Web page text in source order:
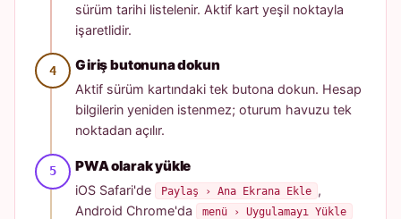
sürüm tarihi listelenir. Aktif kart yeşil noktayla
işaretlidir.
Giriş butonuna dokun
Aktif sürüm kartındaki tek butona dokun. Hesap
bilgilerin yeniden istenmez; oturum havuzu tek
noktadan açılır.
PWA olarak yükle
iOS Safari'de Paylaş › Ana Ekrana Ekle ,
Android Chrome'da
menü › Uygulamayı Yükle